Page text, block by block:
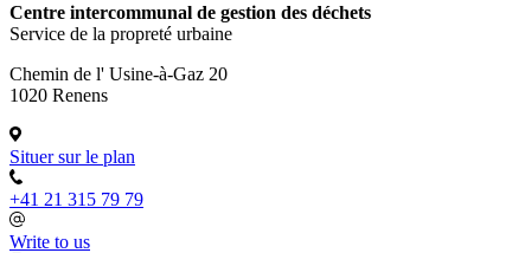
Centre intercommunal de gestion des déchets
Service de la propreté urbaine
Chemin de l' Usine-à-Gaz 20
1020 Renens
Situer sur le plan
+41 21 315 79 79
Write to us